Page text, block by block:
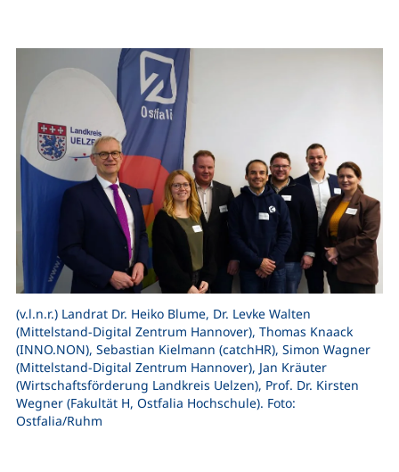
(v.l.n.r.) Landrat Dr. Heiko Blume, Dr. Levke Walten
(Mittelstand-Digital Zentrum Hannover), Thomas Knaack
(INNO.NON), Sebastian Kielmann (catchHR), Simon Wagner
(Mittelstand-Digital Zentrum Hannover), Jan Kräuter
(Wirtschaftsförderung Landkreis Uelzen), Prof. Dr. Kirsten
Wegner (Fakultät H, Ostfalia Hochschule). Foto:
Ostfalia/Ruhm